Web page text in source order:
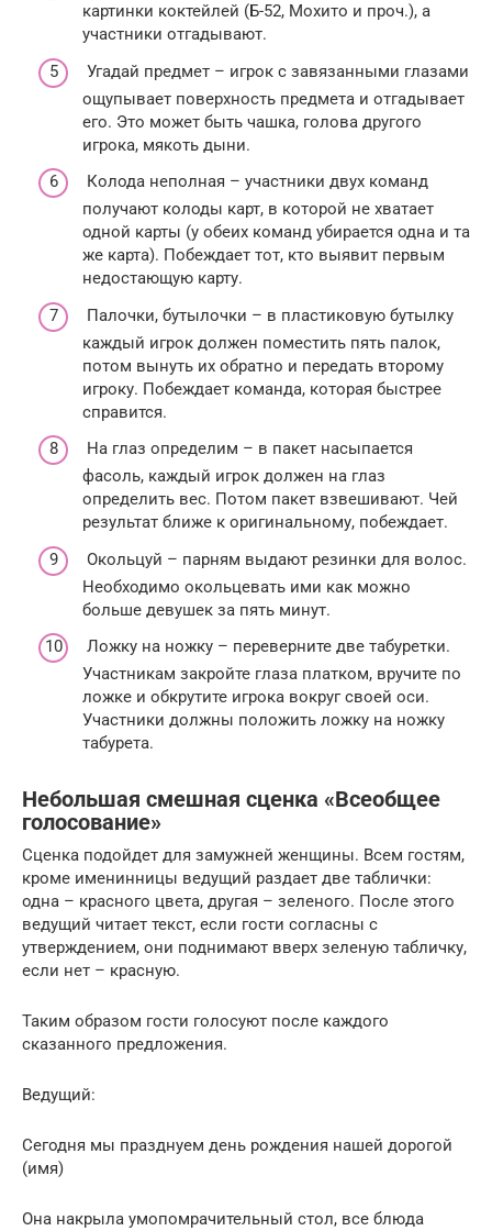
картинки коктейлей (Б-52, Мохито и проч.), а
участники отгадывают.
Угадай предмет – игрок с завязанными глазами
ощупывает поверхность предмета и отгадывает
его. Это может быть чашка, голова другого
игрока, мякоть дыни.
Колода неполная – участники двух команд
получают колоды карт, в которой не хватает
одной карты (у обеих команд убирается одна и та
же карта). Побеждает тот, кто выявит первым
недостающую карту.
Палочки, бутылочки – в пластиковую бутылку
каждый игрок должен поместить пять палок,
потом вынуть их обратно и передать второму
игроку. Побеждает команда, которая быстрее
справится.
На глаз определим – в пакет насыпается
фасоль, каждый игрок должен на глаз
определить вес. Потом пакет взвешивают. Чей
результат ближе к оригинальному, побеждает.
Окольцуй – парням выдают резинки для волос.
Необходимо окольцевать ими как можно
больше девушек за пять минут.
Ложку на ножку – переверните две табуретки.
Участникам закройте глаза платком, вручите по
ложке и обкрутите игрока вокруг своей оси.
Участники должны положить ложку на ножку
табурета.
Небольшая смешная сценка «Всеобщее
голосование»
Сценка подойдет для замужней женщины. Всем гостям,
кроме именинницы ведущий раздает две таблички:
одна – красного цвета, другая – зеленого. После этого
ведущий читает текст, если гости согласны с
утверждением, они поднимают вверх зеленую табличку,
если нет – красную.
Таким образом гости голосуют после каждого
сказанного предложения.
Ведущий:
Сегодня мы празднуем день рождения нашей дорогой
(имя)
Она накрыла умопомрачительный стол, все блюда